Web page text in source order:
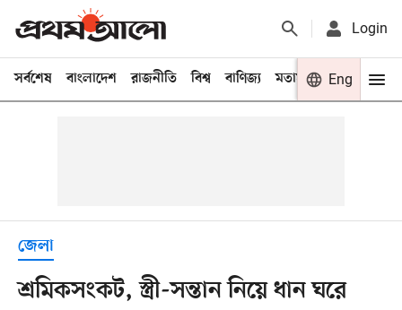
Login
সর্বশেষ বাংলাদেশ রাজনীতি বিশ্ব বাণিজ্য মতামত খেলা
Eng
জেলা
শ্রমিকসংকট, স্ত্রী-সন্তান নিয়ে ধান ঘরে